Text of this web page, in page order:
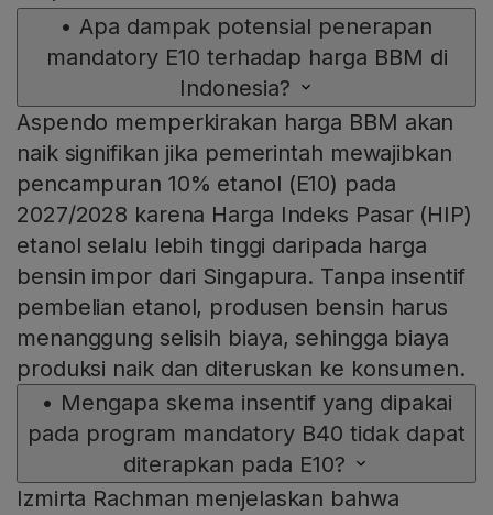
• Apa dampak potensial penerapan
mandatory E10 terhadap harga BBM di
Indonesia?
Aspendo memperkirakan harga BBM akan
naik signifikan jika pemerintah mewajibkan
pencampuran 10% etanol (E10) pada
2027/2028 karena Harga Indeks Pasar (HIP)
etanol selalu lebih tinggi daripada harga
bensin impor dari Singapura. Tanpa insentif
pembelian etanol, produsen bensin harus
menanggung selisih biaya, sehingga biaya
produksi naik dan diteruskan ke konsumen.
• Mengapa skema insentif yang dipakai
pada program mandatory B40 tidak dapat
diterapkan pada E10?
Izmirta Rachman menjelaskan bahwa